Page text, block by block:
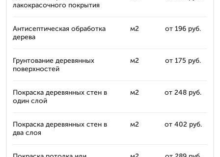
лакокрасочного покрытия
Антисептическая обработка
дерева
м2 от 196 руб.
Грунтование деревянных
поверхностей
м2 от 175 руб.
Покраска деревянных стен в
один слой
м2 от 248 руб.
Покраска деревянных стен в
два слоя
м2 от 402 руб.